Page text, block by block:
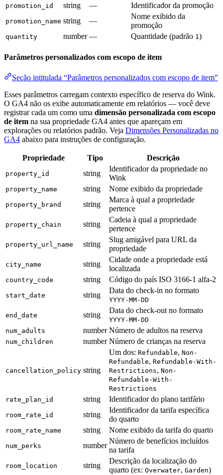
promotion_id string — Identificador da promoção
promotion_name string —
Nome exibido da
promoção
quantity number — Quantidade (padrão 1 )
Parâmetros personalizados com escopo de item
Seção intitulada “Parâmetros personalizados com escopo de item”
Esses parâmetros carregam contexto específico de reserva do Wink.
O GA4 não os exibe automaticamente em relatórios — você deve
registrar cada um como uma dimensão personalizada com escopo
de item na sua propriedade GA4 antes que apareçam em
explorações ou relatórios padrão. Veja Dimensões Personalizadas no
GA4 abaixo para instruções de configuração.
Propriedade Tipo Descrição
property_id string
Identificador da propriedade no
Wink
property_name string Nome exibido da propriedade
property_brand string
Marca à qual a propriedade
pertence
property_chain string
Cadeia à qual a propriedade
pertence
property_url_name string
Slug amigável para URL da
propriedade
city_name string
Cidade onde a propriedade está
localizada
country_code string Código do país ISO 3166-1 alfa-2
start_date string
Data do check-in no formato
YYYY-MM-DD
end_date string
Data do check-out no formato
YYYY-MM-DD
num_adults
number Número de adultos na reserva
num_children number Número de crianças na reserva
cancellation_policy string
Um dos: Refundable, Non-
Refundable, Refundable-With-
Restrictions, Non-
Refundable-With-
Restrictions
rate_plan_id
string Identificador do plano tarifário
room_rate_id string
Identificador da tarifa específica
do quarto
room_rate_name string Nome exibido da tarifa do quarto
num_perks number
Número de benefícios incluídos
na tarifa
room_location string
Descrição da localização do
quarto (ex: Overwater, Garden)